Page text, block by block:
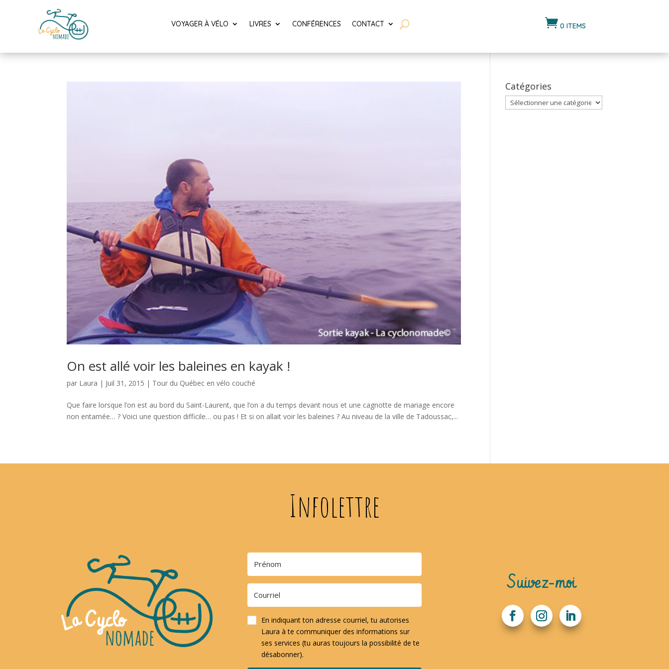
VOYAGER À VÉLO LIVRES CONFÉRENCES CONTACT  0 ITEMS
On est allé voir les baleines en kayak !
par Laura | Juil 31, 2015 | Tour du Québec en vélo couché
Que faire lorsque l’on est au bord du Saint-Laurent, que l’on a du temps devant nous et une cagnotte de mariage encore
non entamée… ? Voici une question difficile… ou pas ! Et si on allait voir les baleines ? Au niveau de la ville de Tadoussac,...
Catégories
Catégories
Infolettre
En indiquant ton adresse courriel, tu autorises
Laura à te communiquer des informations sur
ses services (tu auras toujours la possibilité de te
désabonner).
Suivez-moi